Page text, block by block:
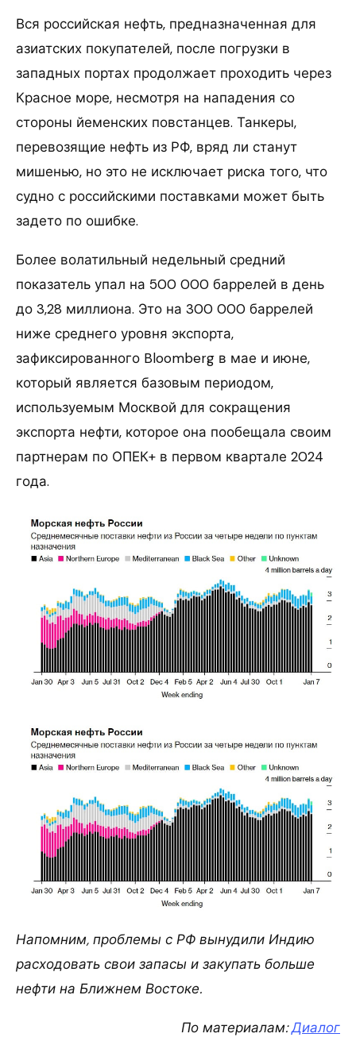
Вся российская нефть, предназначенная для
азиатских покупателей, после погрузки в
западных портах продолжает проходить через
Красное море, несмотря на нападения со
стороны йеменских повстанцев. Танкеры,
перевозящие нефть из РФ, вряд ли станут
мишенью, но это не исключает риска того, что
судно с российскими поставками может быть
задето по ошибке.
Более волатильный недельный средний
показатель упал на 500 000 баррелей в день
до 3,28 миллиона. Это на 300 000 баррелей
ниже среднего уровня экспорта,
зафиксированного Bloomberg в мае и июне,
который является базовым периодом,
используемым Москвой для сокращения
экспорта нефти, которое она пообещала своим
партнерам по ОПЕК+ в первом квартале 2024
года.
Напомним, проблемы с РФ вынудили Индию
расходовать свои запасы и закупать больше
нефти на Ближнем Востоке.
По материалам:Диалог